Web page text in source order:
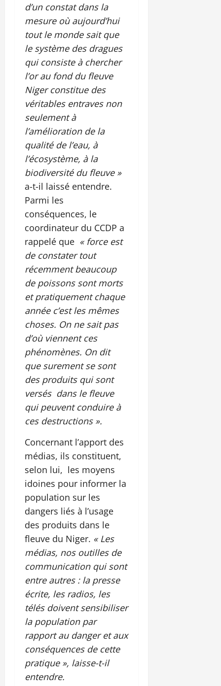
d’un constat dans la
mesure où aujourd’hui
tout le monde sait que
le système des dragues
qui consiste à chercher
l’or au fond du fleuve
Niger constitue des
véritables entraves non
seulement à
l’amélioration de la
qualité de l’eau, à
l’écosystème, à la
biodiversité du fleuve »
a-t-il laissé entendre.
Parmi les
conséquences, le
coordinateur du CCDP a
rappelé que « force est
de constater tout
récemment beaucoup
de poissons sont morts
et pratiquement chaque
année c’est les mêmes
choses. On ne sait pas
d’où viennent ces
phénomènes. On dit
que surement se sont
des produits qui sont
versés dans le fleuve
qui peuvent conduire à
ces destructions ».
Concernant l’apport des
médias, ils constituent,
selon lui, les moyens
idoines pour informer la
population sur les
dangers liés à l’usage
des produits dans le
fleuve du Niger. « Les
médias, nos outilles de
communication qui sont
entre autres : la presse
écrite, les radios, les
télés doivent sensibiliser
la population par
rapport au danger et aux
conséquences de cette
pratique », laisse-t-il
entendre.